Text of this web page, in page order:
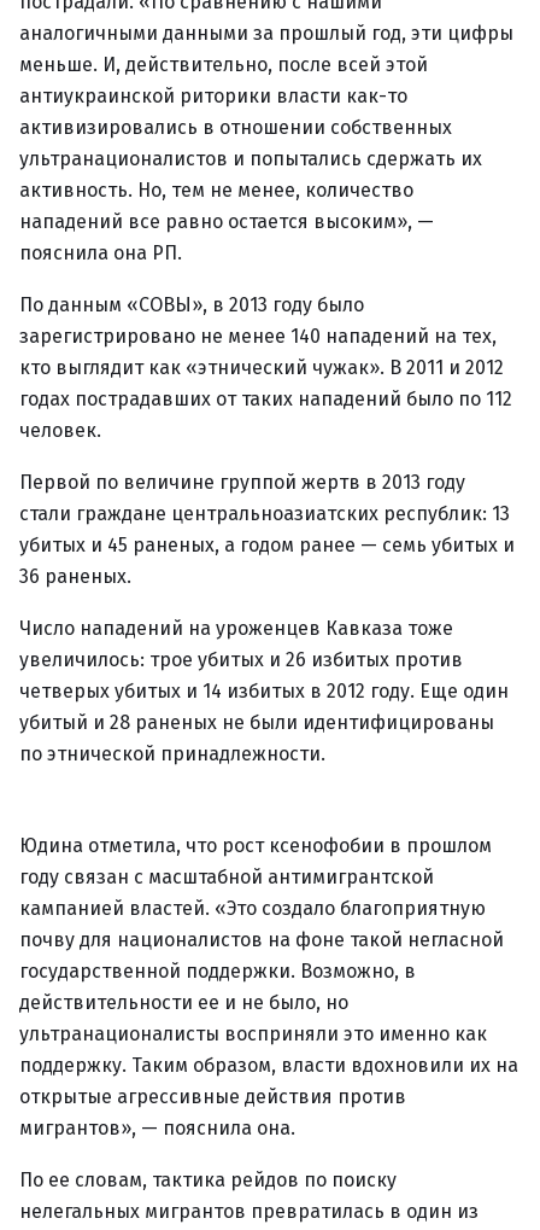
аналогичными данными за прошлый год, эти цифры
меньше. И, действительно, после всей этой
антиукраинской риторики власти как-то
активизировались в отношении собственных
ультранационалистов и попытались сдержать их
активность. Но, тем не менее, количество
нападений все равно остается высоким», —
пояснила она РП.
По данным «СОВЫ», в 2013 году было
зарегистрировано не менее 140 нападений на тех,
кто выглядит как «этнический чужак». В 2011 и 2012
годах пострадавших от таких нападений было по 112
человек.
Первой по величине группой жертв в 2013 году
стали граждане центральноазиатских республик: 13
убитых и 45 раненых, а годом ранее — семь убитых и
36 раненых.
Число нападений на уроженцев Кавказа тоже
увеличилось: трое убитых и 26 избитых против
четверых убитых и 14 избитых в 2012 году. Еще один
убитый и 28 раненых не были идентифицированы
по этнической принадлежности.
Юдина отметила, что рост ксенофобии в прошлом
году связан с масштабной антимигрантской
кампанией властей. «Это создало благоприятную
почву для националистов на фоне такой негласной
государственной поддержки. Возможно, в
действительности ее и не было, но
ультранационалисты восприняли это именно как
поддержку. Таким образом, власти вдохновили их на
открытые агрессивные действия против
мигрантов», — пояснила она.
По ее словам, тактика рейдов по поиску
нелегальных мигрантов превратилась в один из